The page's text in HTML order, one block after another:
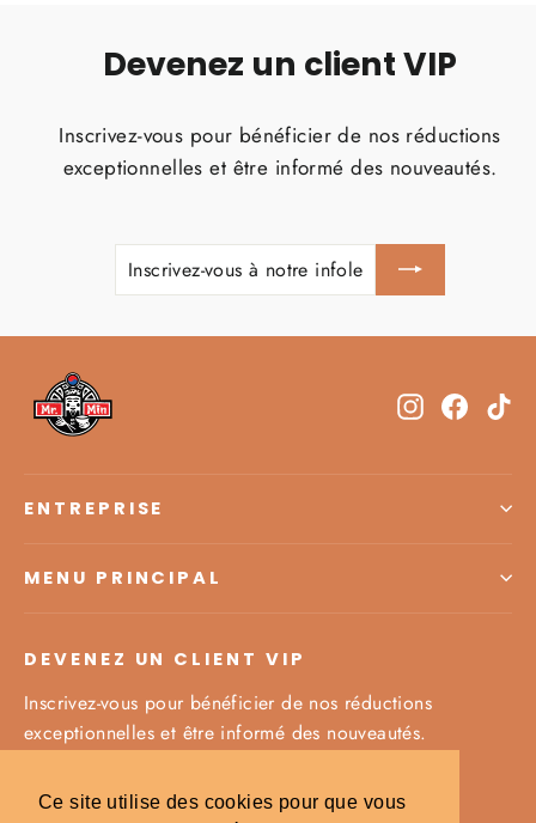
Ce site utilise des cookies pour que vous
Devenez un client VIP
Inscrivez-vous pour bénéficier de nos réductions
exceptionnelles et être informé des nouveautés.
INSCRIVEZ-
VOUS
S'INSCRIRE
Instagram
ENTREPRISE
MENU PRINCIPAL
DEVENEZ UN CLIENT VIP
Inscrivez-vous pour bénéficier de nos réductions
exceptionnelles et être informé des nouveautés.
vous
S'inscrire